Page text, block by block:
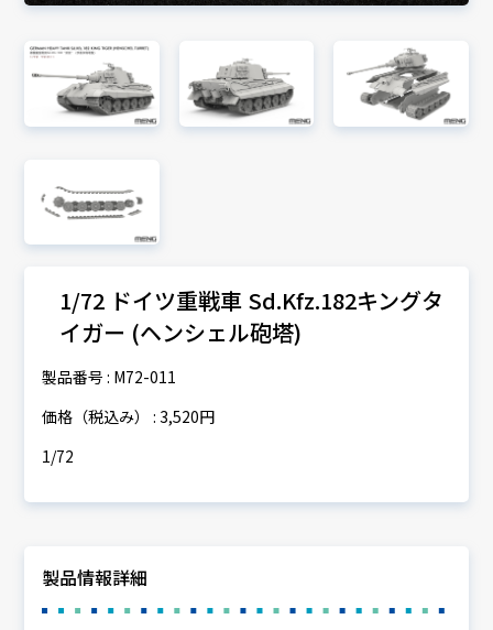
1/72 ドイツ重戦車 Sd.Kfz.182キングタ
イガー (ヘンシェル砲塔)
製品番号 : M72-011
価格（税込み） : 3,520円
1/72
製品情報詳細